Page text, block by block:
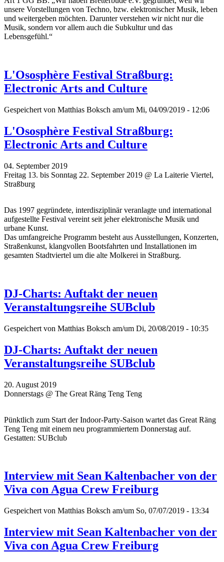
unsere Vorstellungen von Techno, bzw. elektronischer Musik, leben
und weitergeben möchten. Darunter verstehen wir nicht nur die
Musik, sondern vor allem auch die Subkultur und das
Lebensgefühl.“
L'Ososphère Festival Straßburg:
Electronic Arts and Culture
Gespeichert von Matthias Boksch am/um Mi, 04/09/2019 - 12:06
L'Ososphère Festival Straßburg:
Electronic Arts and Culture
04. September 2019
Freitag 13. bis Sonntag 22. September 2019 @ La Laiterie Viertel,
Straßburg
Das 1997 gegründete, interdisziplinär veranlagte und international
aufgestellte Festival vereint seit jeher elektronische Musik und
urbane Kunst.
Das umfangreiche Programm besteht aus Ausstellungen, Konzerten,
Straßenkunst, klangvollen Bootsfahrten und Installationen im
gesamten Stadtviertel um die alte Molkerei in Straßburg.
DJ-Charts: Auftakt der neuen
Veranstaltungsreihe SUBclub
Gespeichert von Matthias Boksch am/um Di, 20/08/2019 - 10:35
DJ-Charts: Auftakt der neuen
Veranstaltungsreihe SUBclub
20. August 2019
Donnerstags @ The Great Räng Teng Teng
Pünktlich zum Start der Indoor-Party-Saison wartet das Great Räng
Teng Teng mit einem neu programmiertem Donnerstag auf.
Gestatten: SUBclub
Interview mit Sean Kaltenbacher von der
Viva con Agua Crew Freiburg
Gespeichert von Matthias Boksch am/um So, 07/07/2019 - 13:34
Interview mit Sean Kaltenbacher von der
Viva con Agua Crew Freiburg